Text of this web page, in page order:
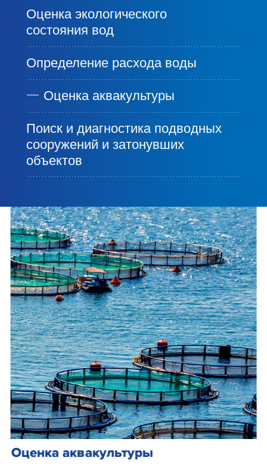
Оценка экологического
состояния вод
Определение расхода воды
Оценка аквакультуры
Поиск и диагностика подводных
сооружений и затонувших
объектов
Оценка аквакультуры